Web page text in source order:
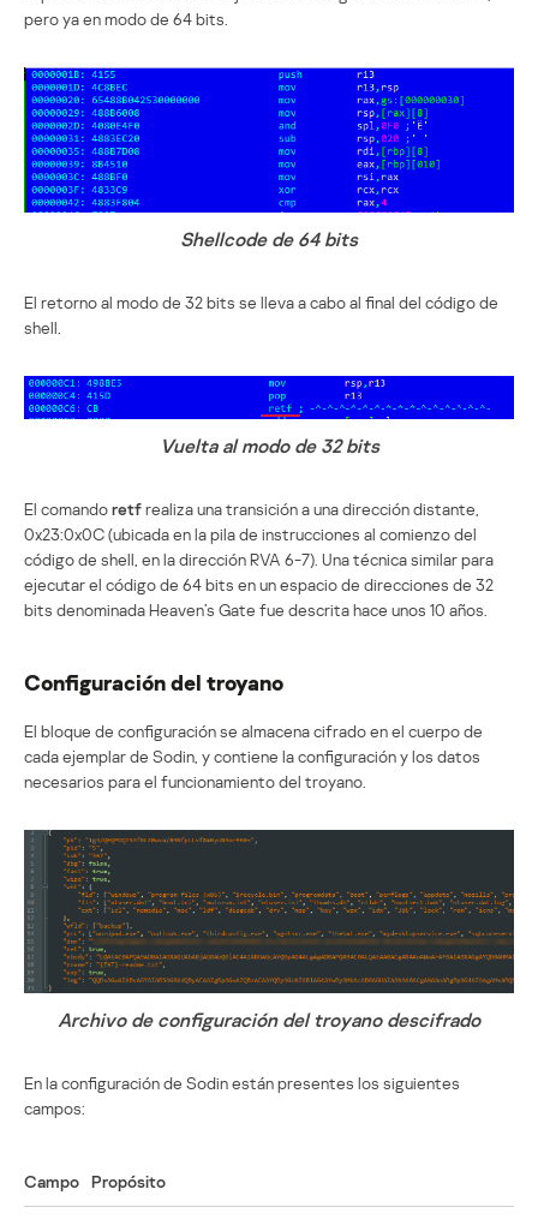
pero ya en modo de 64 bits.
Shellcode de 64 bits
El retorno al modo de 32 bits se lleva a cabo al final del código de
shell.
Vuelta al modo de 32 bits
El comandoretfrealiza una transición a una dirección distante,
0x23:0x0C (ubicada en la pila de instrucciones al comienzo del
código de shell, en la dirección RVA 6-7). Una técnica similar para
ejecutar el código de 64 bits en un espacio de direcciones de 32
bits denominada Heaven’s Gate fue descrita hace unos 10 años.
Configuración del troyano
El bloque de configuración se almacena cifrado en el cuerpo de
cada ejemplar de Sodin, y contiene la configuración y los datos
necesarios para el funcionamiento del troyano.
Archivo de configuración del troyano descifrado
En la configuración de Sodin están presentes los siguientes
campos:
Campo Propósito